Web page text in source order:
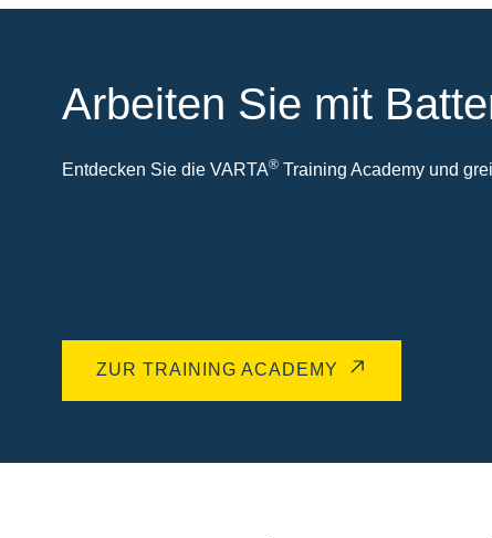
Arbeiten Sie mit
Entdecken Sie die VARTA® Training Academy und
ZUR TRAINING ACADEMY